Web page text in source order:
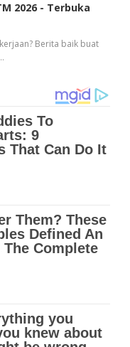
2026 - Terbuka
Berita baik buat